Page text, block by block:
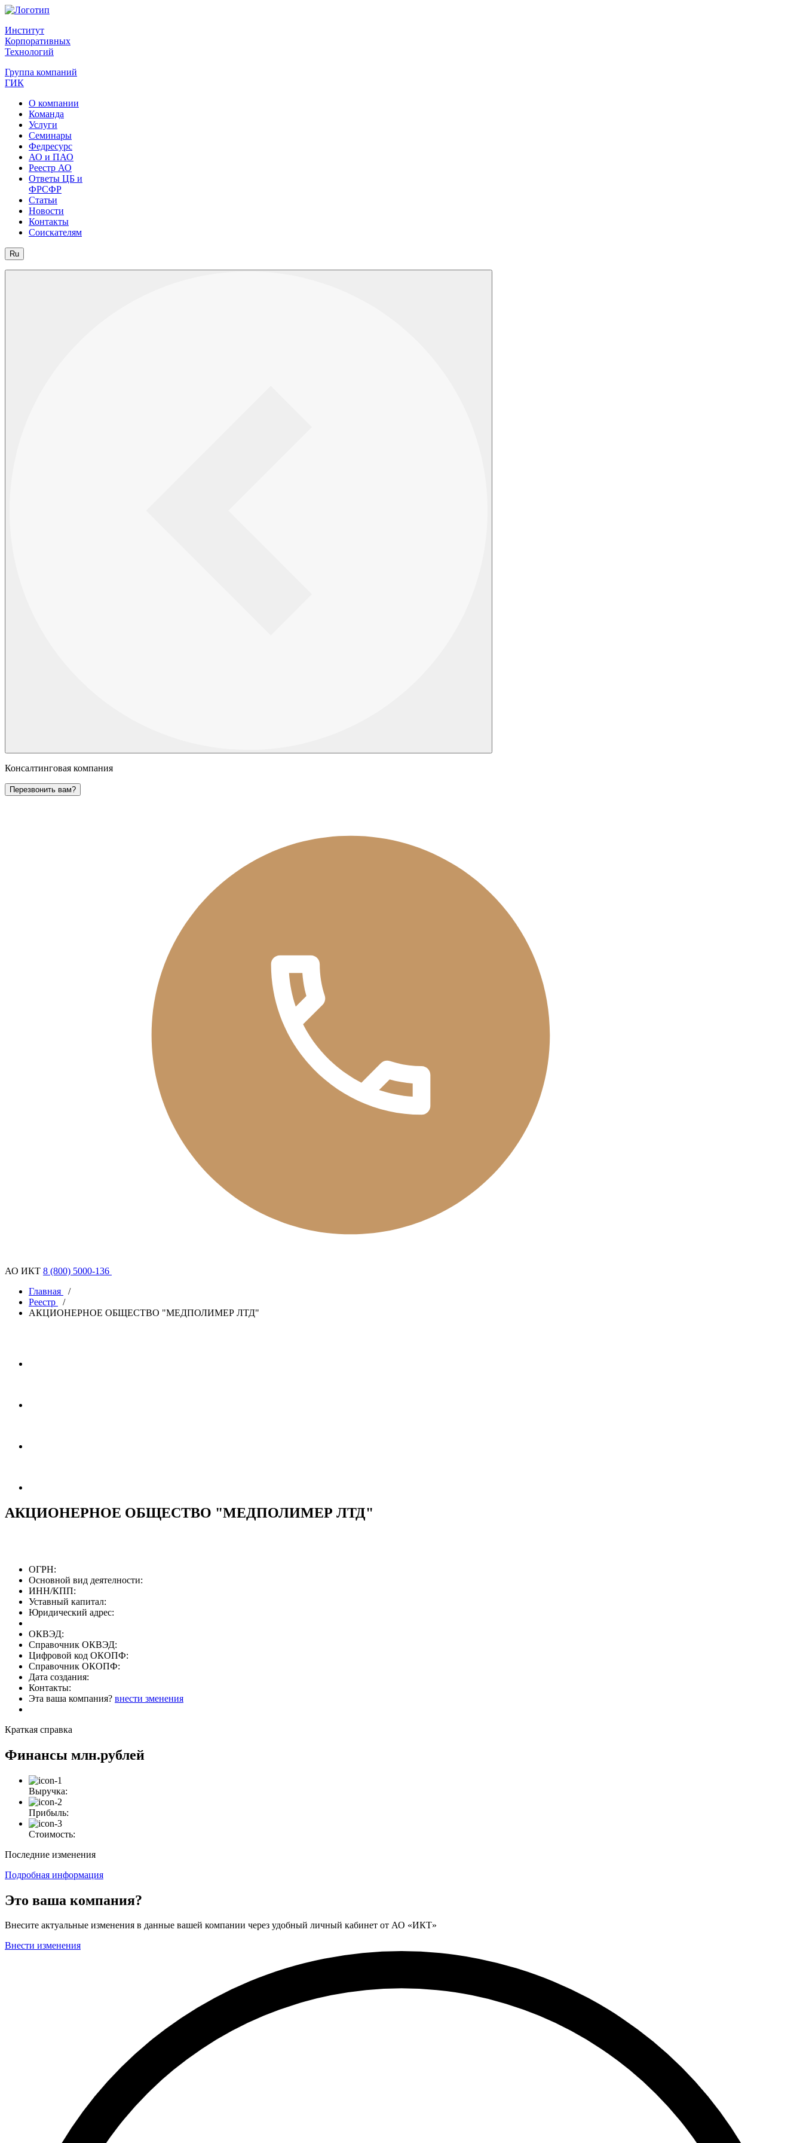
Институт
Корпоративных
Технологий
Группа компаний
ГИК
О компании
Команда
Услуги
Семинары
Федресурс
АО и ПАО
Реестр АО
Ответы ЦБ и
ФРСФР
Статьи
Новости
Контакты
Соискателям
Ru
Консалтинговая компания
Перезвонить вам?
АО ИКТ 8 (800) 5000-136
Главная
/
Реестр
/
АКЦИОНЕРНОЕ ОБЩЕСТВО "МЕДПОЛИМЕР ЛТД"
АКЦИОНЕРНОЕ ОБЩЕСТВО "МЕДПОЛИМЕР ЛТД"
ОГРН:
Основной вид деятелности:
ИНН/КПП:
Уставный капитал:
Юридический адрес:
ОКВЭД:
Справочник ОКВЭД:
Цифровой код ОКОПФ:
Справочник ОКОПФ:
Дата создания:
Контакты:
Эта ваша компания? внести зменения
Краткая справка
Финансы млн.рублей
Выручка:
Прибыль:
Стоимость:
Последние изменения
Подробная информация
Это ваша компания?
Внесите актуальные изменения в данные вашей компании через удобный личный кабинет от АО «ИКТ»
Внести изменения